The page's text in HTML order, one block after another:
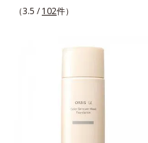
です。多方向へ光を拡散し、高いソ
との親和性が高いアミノ酸系パウダ
み、厚塗り感なくピタッと密着しま
ムラなどの大人の肌悩みをポンポン
するだけで簡単にカバーし、まるで
（3.5 / 102件）